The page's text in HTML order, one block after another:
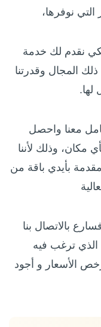
التي نوفرها،
نقدم لك خدمة
المجال وقدرتنا
لها.
معنا واحصل
مكان، وذلك لأننا
بأيدي باقة من
بالاتصال بنا
الذي ترغب فيه
الأسعار و أجود